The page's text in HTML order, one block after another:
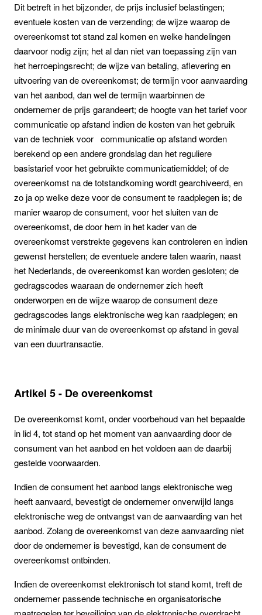
Dit betreft in het bijzonder, de prijs inclusief belastingen;
eventuele kosten van de verzending; de wijze waarop de
overeenkomst tot stand zal komen en welke handelingen
daarvoor nodig zijn; het al dan niet van toepassing zijn van
het herroepingsrecht; de wijze van betaling, aflevering en
uitvoering van de overeenkomst; de termijn voor aanvaarding
van het aanbod, dan wel de termijn waarbinnen de
ondernemer de prijs garandeert; de hoogte van het tarief voor
communicatie op afstand indien de kosten van het gebruik
van de techniek voor communicatie op afstand worden
berekend op een andere grondslag dan het reguliere
basistarief voor het gebruikte communicatiemiddel; of de
overeenkomst na de totstandkoming wordt gearchiveerd, en
zo ja op welke deze voor de consument te raadplegen is; de
manier waarop de consument, voor het sluiten van de
overeenkomst, de door hem in het kader van de
overeenkomst verstrekte gegevens kan controleren en indien
gewenst herstellen; de eventuele andere talen waarin, naast
het Nederlands, de overeenkomst kan worden gesloten; de
gedragscodes waaraan de ondernemer zich heeft
onderworpen en de wijze waarop de consument deze
gedragscodes langs elektronische weg kan raadplegen; en
de minimale duur van de overeenkomst op afstand in geval
van een duurtransactie.
Artikel 5 - De overeenkomst
De overeenkomst komt, onder voorbehoud van het bepaalde
in lid 4, tot stand op het moment van aanvaarding door de
consument van het aanbod en het voldoen aan de daarbij
gestelde voorwaarden.
Indien de consument het aanbod langs elektronische weg
heeft aanvaard, bevestigt de ondernemer onverwijld langs
elektronische weg de ontvangst van de aanvaarding van het
aanbod. Zolang de overeenkomst van deze aanvaarding niet
door de ondernemer is bevestigd, kan de consument de
overeenkomst ontbinden.
Indien de overeenkomst elektronisch tot stand komt, treft de
ondernemer passende technische en organisatorische